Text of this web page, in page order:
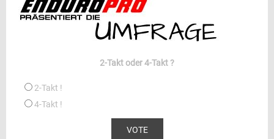
2-Takt oder 4-Takt ?
2-Takt !
4-Takt !